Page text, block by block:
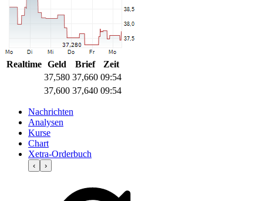
Realtime Geld Brief
Zeit
37,580 37,660 09:54
37,600 37,640 09:54
Nachrichten
Analysen
Kurse
Chart
Xetra-Orderbuch
‹ ›